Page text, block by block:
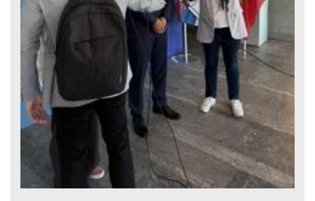
Кирил Темелков: България заяви
проектната инициатива за
електропреносен коридор
ВСИЧКИ